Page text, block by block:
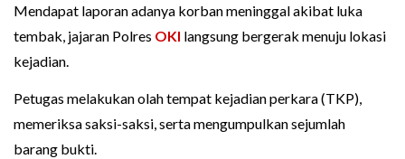
Mendapat laporan adanya korban meninggal akibat luka
tembak, jajaran Polres OKI langsung bergerak menuju lokasi
kejadian.
Petugas melakukan olah tempat kejadian perkara (TKP),
memeriksa saksi-saksi, serta mengumpulkan sejumlah
barang bukti.